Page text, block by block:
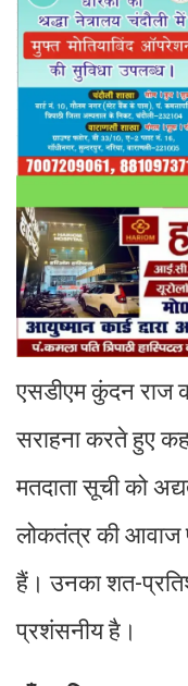
एसडीएम कुंदन राज
सराहना करते हुए
मतदाता सूची को
लोकतंत्र की आवाज
हैं। उनका शत-
प्रशंसनीय है।